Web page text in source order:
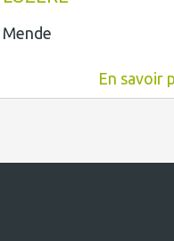
Mende
En savoir